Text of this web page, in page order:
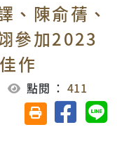
、陳俞蒨、
參加2023
作
點閱 ：411
友善列印(另開視
分享至